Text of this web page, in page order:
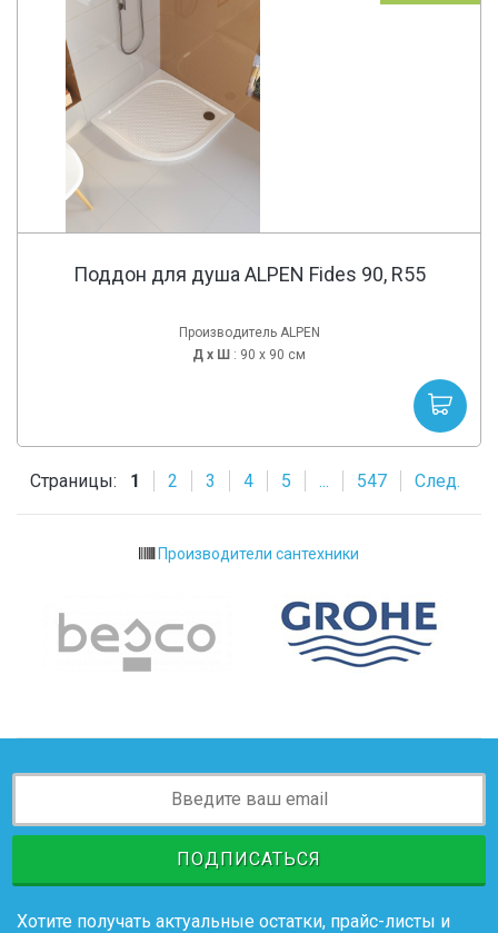
Поддон для душа ALPEN Fides 90, R55
Производитель ALPEN
Д х Ш : 90 x 90 см
Страницы: 1 2 3 4 5 ... 547 След.
Производители сантехники
ПОДПИСАТЬСЯ
Хотите получать актуальные остатки, прайс-листы и